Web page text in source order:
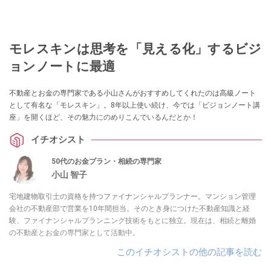
モレスキンは思考を「見える化」するビジ
ョンノートに最適
不動産とお金の専門家である小山さんがおすすめしてくれたのは高級ノート
として有名な「モレスキン」。8年以上使い続け、今では「ビジョンノート講
座」を開くほど、その魅力にのめりこんでいるんだとか！
イチオシスト
50代のお金プラン・相続の専門家
小山 智子
宅地建物取引士の資格を持つファイナンシャルプランナー。マンション管理
会社の不動産部で営業を10年間担当。そのとき身につけた不動産知識と経
験、ファイナンシャルプランニング技術をもとに独立。現在は、相続と離婚
の不動産とお金の専門家として活動中。
このイチオシストの他の記事を読む